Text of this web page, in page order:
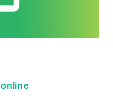
online